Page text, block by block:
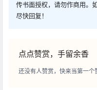
传书面授权，请勿作商用。
尽快回复！
点点赞赏，手留余香
还没有人赞赏，快来当第一个